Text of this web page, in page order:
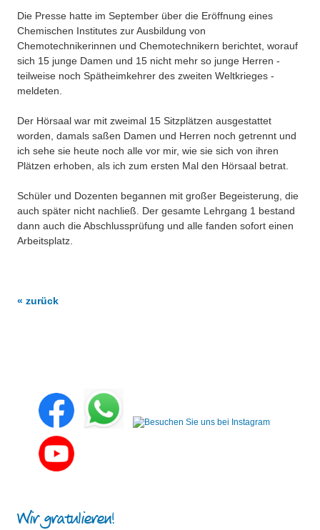
Die Presse hatte im September über die Eröffnung eines
Chemischen Institutes zur Ausbildung von
Chemotechnikerinnen und Chemotechnikern berichtet, worauf
sich 15 junge Damen und 15 nicht mehr so junge Herren -
teilweise noch Spätheimkehrer des zweiten Weltkrieges -
meldeten.
Der Hörsaal war mit zweimal 15 Sitzplätzen ausgestattet
worden, damals saßen Damen und Herren noch getrennt und
ich sehe sie heute noch alle vor mir, wie sie sich von ihren
Plätzen erhoben, als ich zum ersten Mal den Hörsaal betrat.
Schüler und Dozenten begannen mit großer Begeisterung, die
auch später nicht nachließ. Der gesamte Lehrgang 1 bestand
dann auch die Abschlussprüfung und alle fanden sofort einen
Arbeitsplatz.
« zurück
Wir gratulieren!